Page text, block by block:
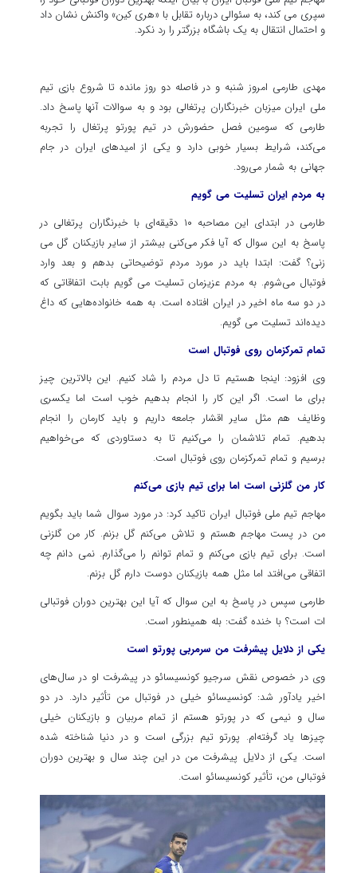
سپری می کند، به سئوالی درباره تقابل با «هری کین» واکنش نشان داد
و احتمال انتقال به یک باشگاه بزرگتر را رد نکرد.
مهدی طارمی امروز شنبه و در فاصله دو روز مانده تا شروع بازی تیم
ملی ایران میزبان خبرنگاران پرتغالی بود و به سوالات آنها پاسخ داد.
طارمی که سومین فصل حضورش در تیم پورتو پرتغال را تجربه
می‌کند، شرایط بسیار خوبی دارد و یکی از امیدهای ایران در جام
جهانی به شمار می‌رود.
به مردم ایران تسلیت می گویم
طارمی در ابتدای این مصاحبه ۱۰ دقیقه‌ای با خبرنگاران پرتغالی در
پاسخ به این سوال که آیا فکر می‌کنی بیشتر از سایر بازیکنان گل می
زنی؟ گفت: ابتدا باید در مورد مردم توضیحاتی بدهم و بعد وارد
فوتبال می‌شوم. به مردم عزیزمان تسلیت می گویم بابت اتفاقاتی که
در دو سه ماه اخیر در ایران افتاده است. به همه خانواده‌هایی که داغ
دیده‌اند تسلیت می گویم.
تمام تمرکزمان روی فوتبال است
وی افزود: اینجا هستیم تا دل مردم را شاد کنیم. این بالاترین چیز
برای ما است. اگر این کار را انجام بدهیم خوب است اما یکسری
وظایف هم مثل سایر اقشار جامعه داریم و باید کارمان را انجام
بدهیم. تمام تلاشمان را می‌کنیم تا به دستاوردی که می‌خواهیم
برسیم و تمام تمرکزمان روی فوتبال است.
کار من گلزنی است اما برای تیم بازی می‌کنم
مهاجم تیم ملی فوتبال ایران تاکید کرد: در مورد سوال شما باید بگویم
من در پست مهاجم هستم و تلاش می‌کنم گل بزنم. کار من گلزنی
است. برای تیم بازی می‌کنم و تمام توانم را می‌گذارم. نمی دانم چه
اتفاقی می‌افتد اما مثل همه بازیکنان دوست دارم گل بزنم.
طارمی سپس در پاسخ به این سوال که آیا این بهترین دوران فوتبالی
ات است؟ با خنده گفت: بله همینطور است.
یکی از دلایل پیشرفت من سرمربی پورتو است
وی در خصوص نقش سرجیو کونسیسائو در پیشرفت او در سال‌های
اخیر یادآور شد: کونسیسائو خیلی در فوتبال من تأثیر دارد. در دو
سال و نیمی که در پورتو هستم از تمام مربیان و بازیکنان خیلی
چیزها یاد گرفته‌ام. پورتو تیم بزرگی است و در دنیا شناخته شده
است. یکی از دلایل پیشرفت من در این چند سال و بهترین دوران
فوتبالی من، تأثیر کونسیسائو است.